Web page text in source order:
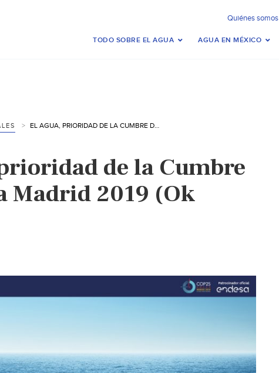
Quiénes somos
TODO SOBRE EL AGUA AGUA EN MÉXICO
EL AGUA, PRIORIDAD DE LA CUMBRE DEL CLIMA MADRID 2019 (OK DIARIO)
de la Cumbre
Madrid 2019 (Ok